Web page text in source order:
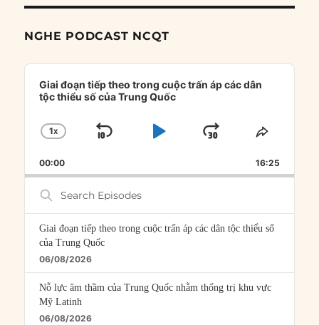
NGHE PODCAST NCQT
Audio
Player
Giai đoạn tiếp theo trong cuộc trấn áp các dân
tộc thiểu số của Trung Quốc
CHANGE
RATE
1X
SKIP
PLAYJUMP
FORWARD
SHARE
00:00 16:25
Search
Episodes
Giai đoạn tiếp theo trong cuộc trấn áp các dân tộc thiểu số
của Trung Quốc
06/08/2026
Nỗ lực âm thầm của Trung Quốc nhằm thống trị khu vực
Mỹ Latinh
06/08/2026